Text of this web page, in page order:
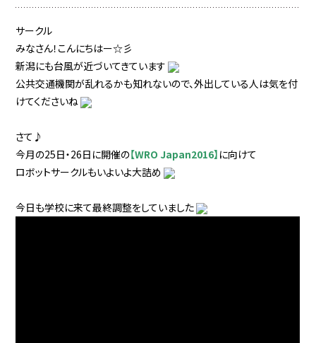
サークル
みなさん！こんにちはー☆彡
新潟にも台風が近づいてきています
公共交通機関が乱れるかも知れないので、外出している人は気を付
けてくださいね
さて♪
今月の25日・26日に開催の【WRO Japan2016】 に向けて
ロボットサークルもいよいよ大詰め
今日も学校に来て最終調整をしていました